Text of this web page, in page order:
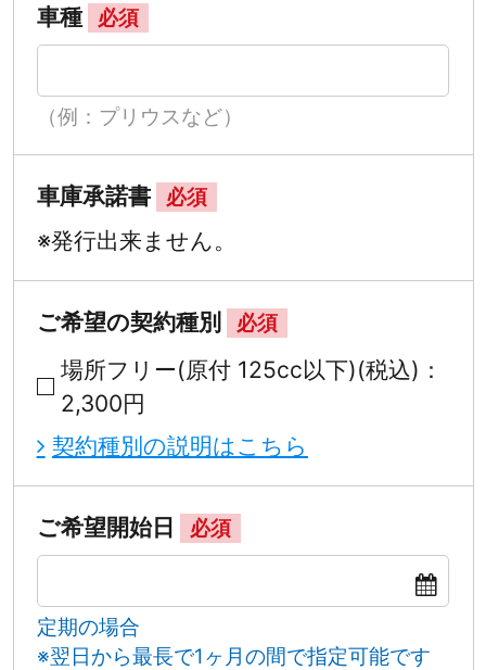
車種 必須
（例：プリウスなど）
車庫承諾書 必須
※発行出来ません。
ご希望の契約種別 必須
場所フリー(原付 125cc以下)(税込)：
2,300円
契約種別の説明はこちら
ご希望開始日 必須
定期の場合
※翌日から最長で1ヶ月の間で指定可能です